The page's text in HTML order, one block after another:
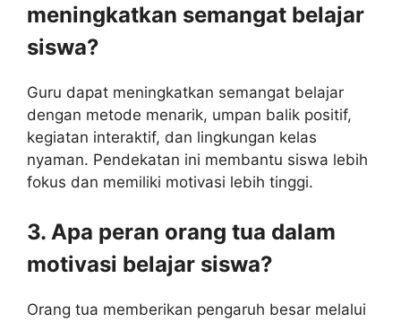
meningkatkan semangat belajar
siswa?
Guru dapat meningkatkan semangat belajar
dengan metode menarik, umpan balik positif,
kegiatan interaktif, dan lingkungan kelas
nyaman. Pendekatan ini membantu siswa lebih
fokus dan memiliki motivasi lebih tinggi.
3. Apa peran orang tua dalam
motivasi belajar siswa?
Orang tua memberikan pengaruh besar melalui